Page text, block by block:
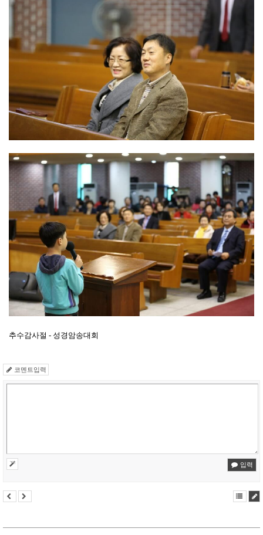
추수감사절 - 성경암송대회
코멘트입력
입력